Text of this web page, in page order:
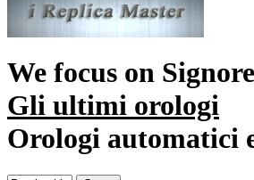
We focus on
Gli ultimi orologi
Orologi automatici